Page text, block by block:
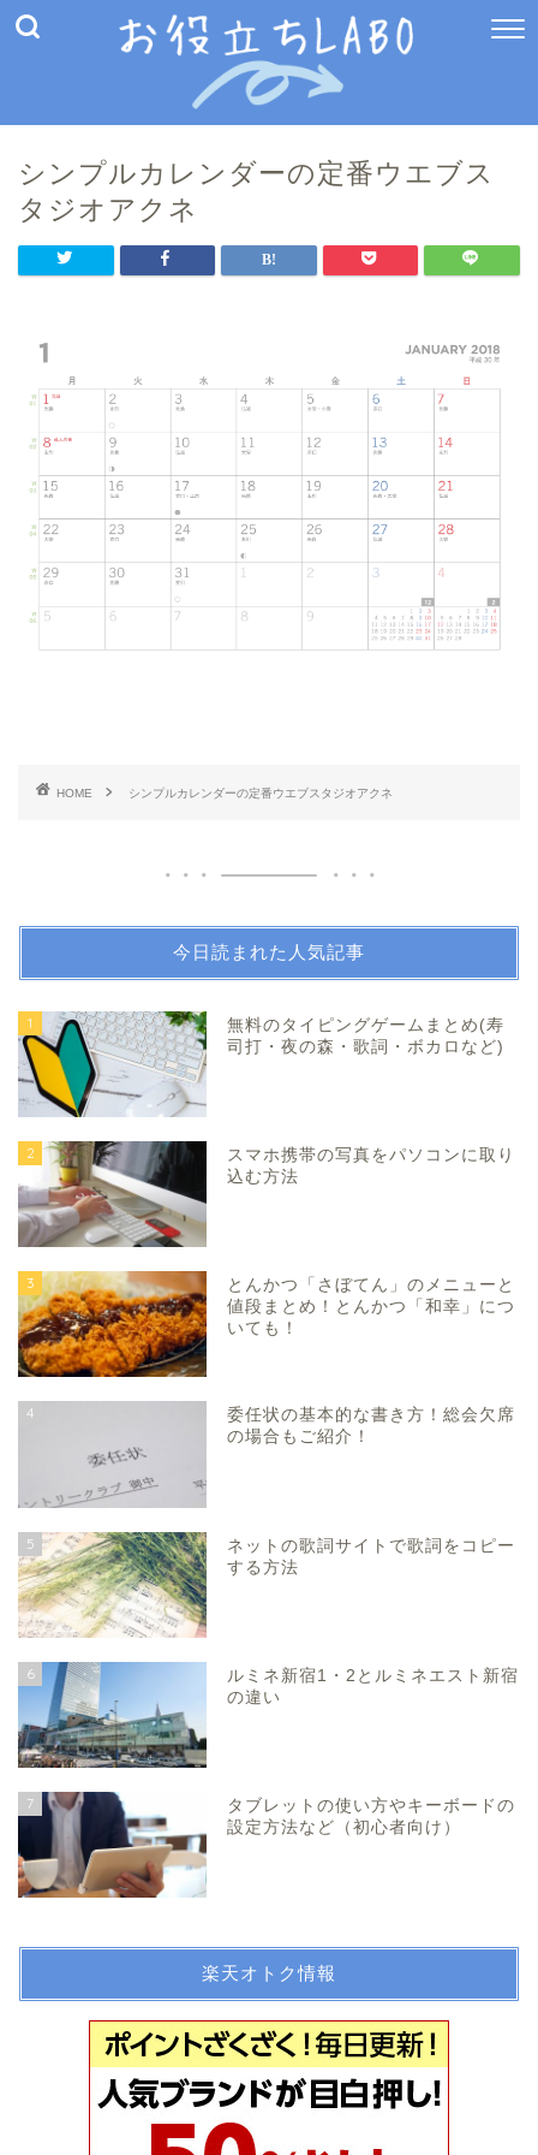
シンプルカレンダーの定番ウエブス
タジオアクネ
HOME シンプルカレンダーの定番ウエブスタジオアクネ
今日読まれた人気記事
1
無料のタイピングゲームまとめ(寿
司打・夜の森・歌詞・ボカロなど)
2
スマホ携帯の写真をパソコンに取り
込む方法
3
とんかつ「さぼてん」のメニューと
値段まとめ！とんかつ「和幸」につ
いても！
4
委任状の基本的な書き方！総会欠席
の場合もご紹介！
5
ネットの歌詞サイトで歌詞をコピー
する方法
6
ルミネ新宿1・2とルミネエスト新宿
の違い
7
タブレットの使い方やキーボードの
設定方法など（初心者向け）
楽天オトク情報